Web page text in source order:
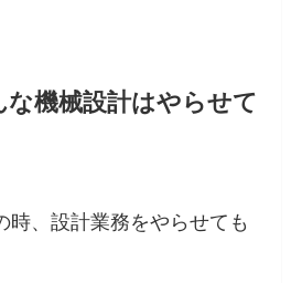
な機械設計はやらせて
時、設計業務をやらせても